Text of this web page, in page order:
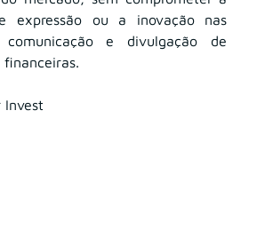
expressão ou a inovação nas
e divulgação de
Invest